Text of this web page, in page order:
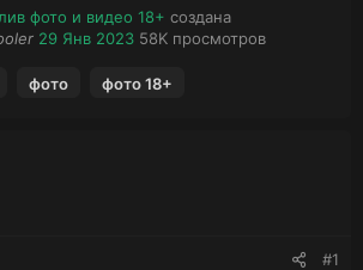
фото и видео 18+ создана
Д
т
29 Янв 2023 П
о
58K просмотров
фото фото 18+
#1